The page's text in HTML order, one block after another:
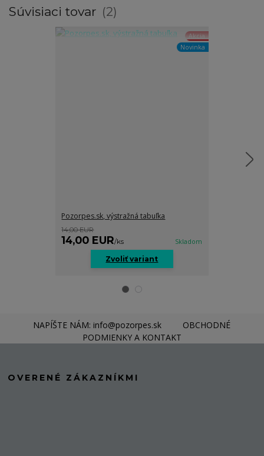
Súvisiaci tovar 2
Akcia
Novinka
Pozorpes.sk, výstražná tabuľka
14,00 EUR
14,00 EUR/ks Skladom
Zvoliť variant
NAPÍŠTE NÁM: info@pozorpes.sk
OBCHODNÉ
PODMIENKY A KONTAKT
OVERENÉ ZÁKAZNÍKMI